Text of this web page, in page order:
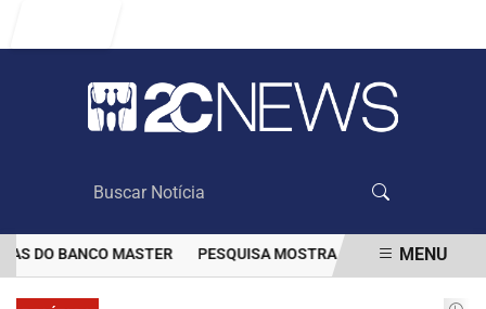
DO BANCO MASTER PESQUISA MOSTRA QUE VACINAÇÃO
EM ALTA
MENU